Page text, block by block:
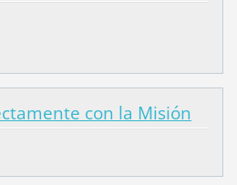
con la Misión